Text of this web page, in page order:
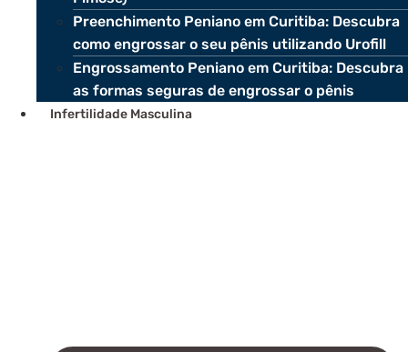
Preenchimento Peniano em Curitiba: Descubra
como engrossar o seu pênis utilizando Urofill
Engrossamento Peniano em Curitiba: Descubra
as formas seguras de engrossar o pênis
Infertilidade Masculina